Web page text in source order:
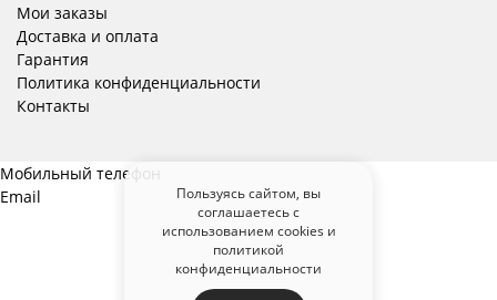
Мои заказы
Доставка и оплата
Гарантия
Политика конфиденциальности
Контакты
Пользуясь сайтом, вы
соглашаетесь с
использованием cookies и
политикой
конфиденциальности
Мобильный телефон
Email